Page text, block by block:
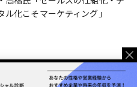
ル化こそマーケティング」